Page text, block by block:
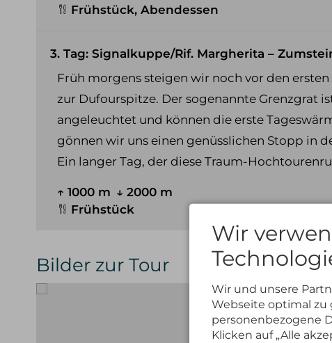
Frühstück, Abendessen
3. Tag: Signalkuppe/Rif. Margherita –
Früh morgens steigen wir noch vor den
zur Dufourspitze. Der sogenannte Grenzgrat
angeleuchtet und können die erste
gönnen wir uns einen genüsslichen Stopp in
Ein langer Tag, der diese Traum-
↑ 1000 m ↓ 2000 m
Frühstück
Bilder zur Tour
Wir
Wir und unsere
Webseite optimal zu
personenbezogene
Klicken auf „Alle